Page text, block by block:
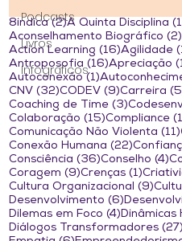
Podcasts
Livros
Infográficos
8indica (2)2 posts
A Quinta Disciplina
Aconselhamento Biográfico (2)
Action Learning (16)16 posts
Agilidade
Antroposofia (16)16 posts
Apreciação
Autoconexão (1)1 post
CNV (32)32 posts
CODEV (9)9 posts
Carreira
Coaching de Time (3)3 posts
Colaboração (15)15 posts
Compliance
Comunicação Não Violenta (11)
Conexão Humana (22)22 posts
Consciência (36)36 posts
Conselho (4)4
Coragem (9)9 posts
Crenças (1)1 post
Cultura Organizacional (9)9
Desenvolvimento (6)6 posts
Dilemas em Foco (4)4 posts
Dinâmicas
Diálogos Transformadores